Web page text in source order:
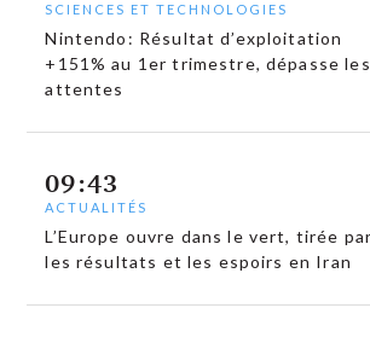
SCIENCES ET TECHNOLOGIES
Nintendo: Résultat d’exploitation
+151% au 1er trimestre, dépasse les
attentes
09:43
ACTUALITÉS
L’Europe ouvre dans le vert, tirée par
les résultats et les espoirs en Iran